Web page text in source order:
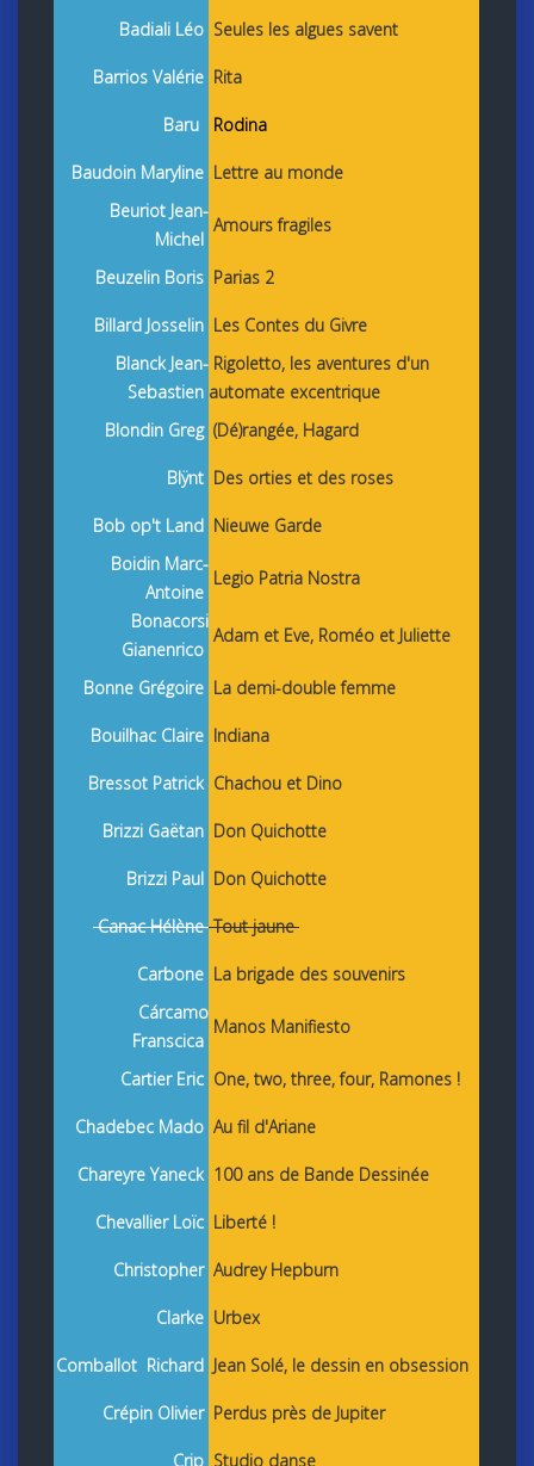
Badiali Léo Seules les algues savent
Barrios Valérie Rita
Baru Rodina
Baudoin Maryline Lettre au monde
Beuriot Jean-
Michel
Amours fragiles
Beuzelin Boris Parias 2
Billard Josselin Les Contes du Givre
Blanck Jean-
Sebastien
Rigoletto, les aventures d'un
automate excentrique
Blondin Greg (Dé)rangée, Hagard
Blÿnt Des orties et des roses
Bob op't Land Nieuwe Garde
Boidin Marc-
Antoine
Legio Patria Nostra
Bonacorsi
Gianenrico
Adam et Eve, Roméo et Juliette
Bonne Grégoire La demi-double femme
Bouilhac Claire Indiana
Bressot Patrick Chachou et Dino
Brizzi Gaëtan Don Quichotte
Brizzi Paul Don Quichotte
Canac HélèneTout jaune
Carbone La brigade des souvenirs
Cárcamo
Franscica
Manos Manifiesto
Cartier Eric One, two, three, four, Ramones !
Chadebec Mado Au fil d'Ariane
Chareyre Yaneck 100 ans de Bande Dessinée
Chevallier Loïc Liberté !
Christopher Audrey Hepburn
Clarke Urbex
Comballot Richard Jean Solé, le dessin en obsession
Crépin Olivier Perdus près de Jupiter
Crip Studio danse